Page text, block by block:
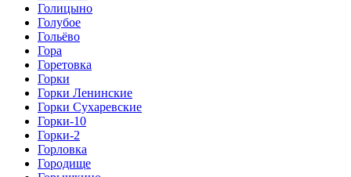
Голицыно
Голубое
Гольёво
Гора
Горетовка
Горки
Горки Ленинские
Горки Сухаревские
Горки-10
Горки-2
Горловка
Городище